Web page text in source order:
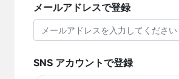
メールアドレスで登録
SNS アカウントで登録